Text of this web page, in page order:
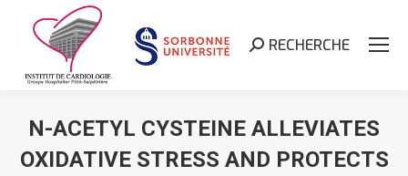
Search:
RECHERCHE
N-ACETYL CYSTEINE ALLEVIATES
OXIDATIVE STRESS AND PROTECTS